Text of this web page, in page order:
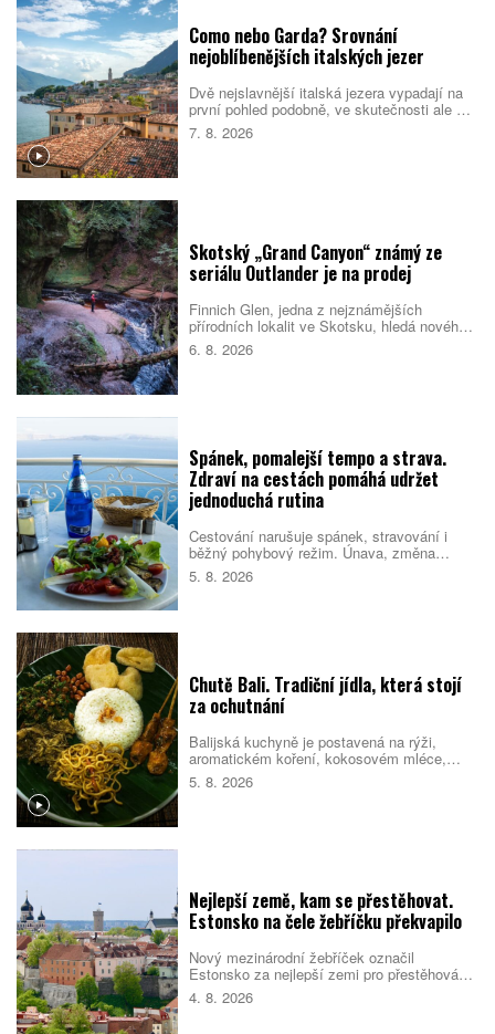
Como nebo Garda? Srovnání
nejoblíbenějších italských jezer
Dvě nejslavnější italská jezera vypadají na
první pohled podobně, ve skutečnosti ale cílí
na jiné cestovatele. Como staví na eleganci,
vilách a klidnější atmosféře. Garda je větší,
7. 8. 2026
Skotský „Grand Canyon“ známý ze
seriálu Outlander je na prodej
Finnich Glen, jedna z nejznámějších
přírodních lokalit ve Skotsku, hledá nového
majitele. Soutěsku proslavil seriál Outlander,
ale objevila se i v dalších filmech a
6. 8. 2026
Spánek, pomalejší tempo a strava.
Zdraví na cestách pomáhá udržet
jednoduchá rutina
Cestování narušuje spánek, stravování i
běžný pohybový režim. Únava, změna
prostředí a nabitý program pak mohou zvýšit
riziko, že se člověk nebude cítit dobře.
5. 8. 2026
Chutě Bali. Tradiční jídla, která stojí
za ochutnání
Balijská kuchyně je postavená na rýži,
aromatickém koření, kokosovém mléce,
chilli a pomalé přípravě masa. Na jídelních
lístcích se střídají pečené vepřové,
5. 8. 2026
Nejlepší země, kam se přestěhovat.
Estonsko na čele žebříčku překvapilo
Nový mezinárodní žebříček označil
Estonsko za nejlepší zemi pro přestěhování
v roce 2026. Pobaltský stát se umístil před
Singapurem i Malajsií díky kombinaci
4. 8. 2026